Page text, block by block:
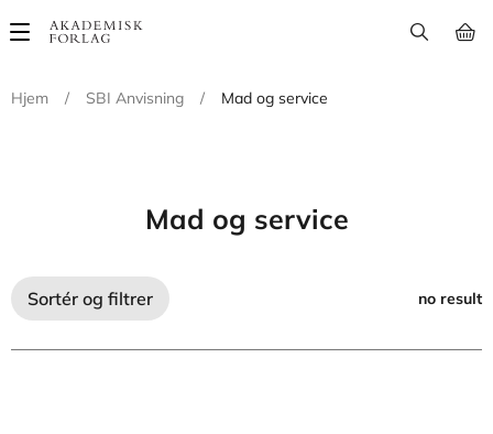
Main
Hjem
/ SBI Anvisning / Mad og service
Mad og service
Sortér og filtrer no result